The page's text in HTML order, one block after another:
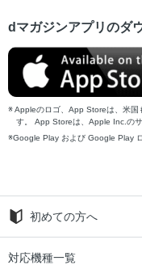
dマガジンアプリのダ
Appleのロゴ、App Storeは、米国
す。 App Storeは、Apple Inc.のサ
Google Play および Google Play
初めての方へ
対応機種一覧